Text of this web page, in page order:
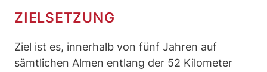
ZIELSETZUNG
Ziel ist es, innerhalb von fünf Jahren auf
sämtlichen Almen entlang der 52 Kilometer